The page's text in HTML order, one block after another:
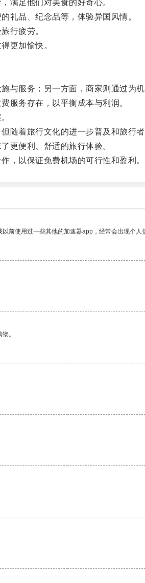
足他们对美食的好奇心。
品、纪念品等，体验异国风情。
行疲劳。
更加愉快。
服务；另一方面，商家则通过为机
务存在，以平衡成本与利润。
着旅行文化的进一步普及和旅行者
便利、舒适的旅行体验。
以保证免费机场的可行性和盈利。
前使用过一些其他的加速器app，经常会出现个人
。